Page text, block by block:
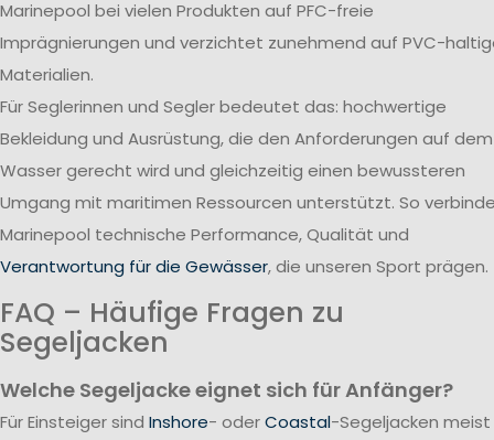
Marinepool bei vielen Produkten auf PFC-freie
Imprägnierungen und verzichtet zunehmend auf PVC-
Materialien.
Für Seglerinnen und Segler bedeutet das: hochwertige
Bekleidung und Ausrüstung, die den Anforderungen auf dem
Wasser gerecht wird und gleichzeitig einen bewussteren
Umgang mit maritimen Ressourcen unterstützt. So
Marinepool technische Performance, Qualität und
Verantwortung für die Gewässer, die unseren Sport prägen.
FAQ – Häufige Fragen zu
Segeljacken
Welche Segeljacke eignet sich für Anfänger?
Für Einsteiger sind Inshore- oderCoastal-Segeljacken meist